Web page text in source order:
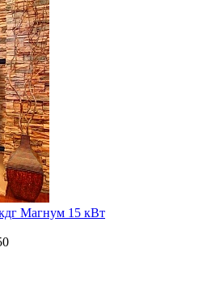
Магнум 15 кВт